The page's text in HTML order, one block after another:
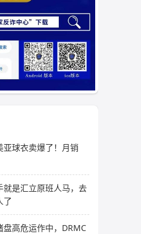
亚球衣卖爆了！月销
是汇立原班人马，去
了
高危运作中，DRMC